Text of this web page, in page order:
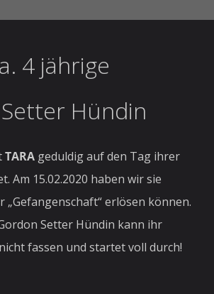
4 jährige
Hündin
TARA geduldig auf den Tag ihrer
Am 15.02.2020 haben wir sie
„Gefangenschaft“ erlösen können.
Setter Hündin kann ihr
fassen und startet voll durch!